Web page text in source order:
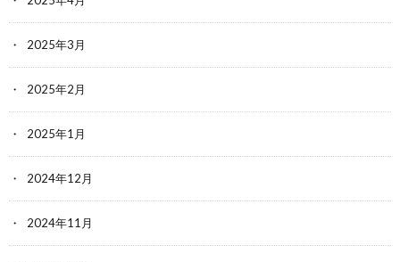
2025年3月
2025年2月
2025年1月
2024年12月
2024年11月